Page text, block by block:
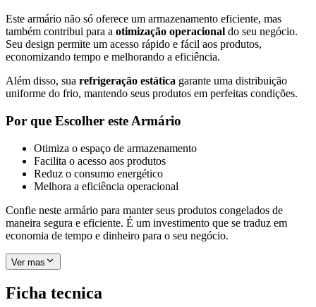
Este armário não só oferece um armazenamento eficiente, mas
também contribui para a otimização operacional do seu negócio.
Seu design permite um acesso rápido e fácil aos produtos,
economizando tempo e melhorando a eficiência.
Além disso, sua refrigeração estática garante uma distribuição
uniforme do frio, mantendo seus produtos em perfeitas condições.
Por que Escolher este Armário
Otimiza o espaço de armazenamento
Facilita o acesso aos produtos
Reduz o consumo energético
Melhora a eficiência operacional
Confie neste armário para manter seus produtos congelados de
maneira segura e eficiente. É um investimento que se traduz em
economia de tempo e dinheiro para o seu negócio.
Ver mas
Ficha tecnica